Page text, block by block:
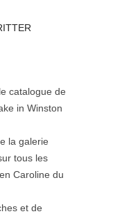
catalogue de
in Winston
la galerie
tous les
Caroline du
et de